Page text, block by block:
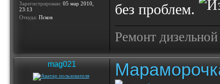
Зарегистрирован: 05 мар 2010,
23:13
Откуда: Псков
без проблем.
Ремонт
mag021